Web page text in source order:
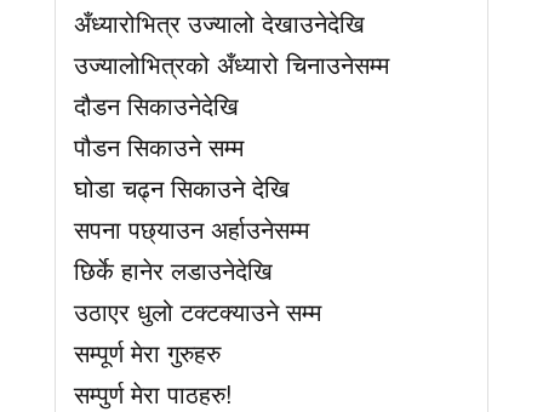
अँध्यारोभित्र उज्यालो देखाउनेदेखि
उज्यालोभित्रको अँध्यारो चिनाउनेसम्म
दौडन सिकाउनेदेखि
पौडन सिकाउने सम्म
घोडा चढ्न सिकाउने देखि
सपना पछ्याउन अर्हाउनेसम्म
छिर्के हानेर लडाउनेदेखि
उठाएर धुलो टक्टक्याउने सम्म
सम्पूर्ण मेरा गुरुहरु
सम्पुर्ण मेरा पाठहरु!